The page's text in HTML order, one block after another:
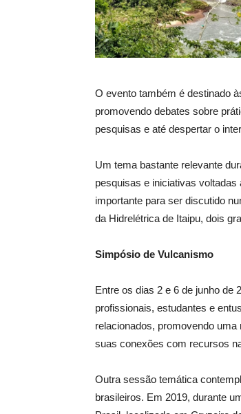
O evento também é destinado
promovendo debates sobre
pesquisas e até despertar o
Um tema bastante relevante
pesquisas e iniciativas
importante para ser discutido
da Hidrelétrica de Itaipu, dois
Simpósio de Vulcanismo
Entre os dias 2 e 6 de junho de
profissionais, estudantes e
relacionados, promovendo
suas conexões com recursos
Outra sessão temática
brasileiros. Em 2019, durante